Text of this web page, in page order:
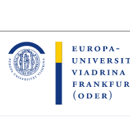
the
content
section
the
footer
section